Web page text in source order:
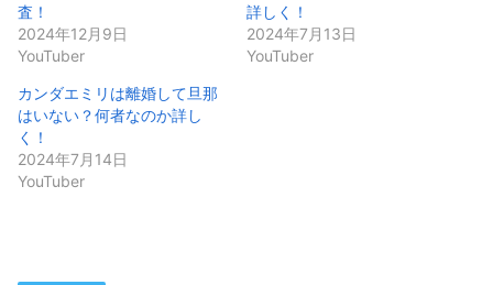
査！
2024年12月9日
YouTuber
詳しく！
2024年7月13日
YouTuber
カンダエミリは離婚して旦那
はいない？何者なのか詳し
く！
2024年7月14日
YouTuber